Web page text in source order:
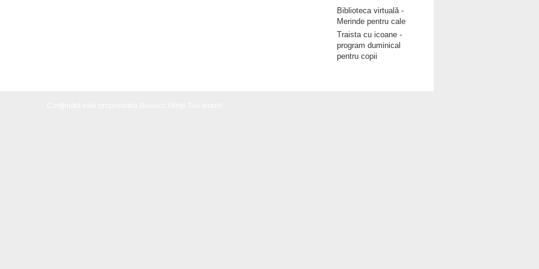
Biblioteca virtuală -
Merinde pentru cale
Traista cu icoane -
program duminical
pentru copii